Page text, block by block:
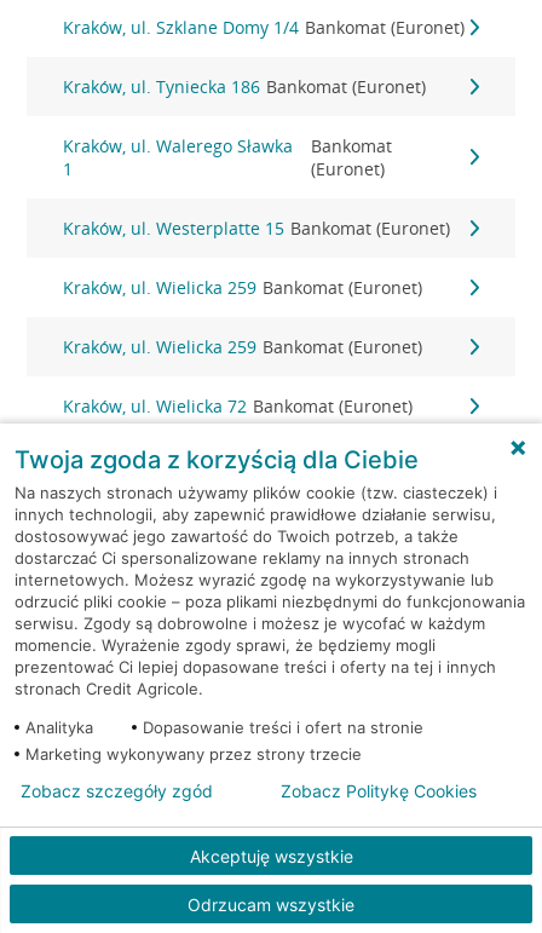
Kraków, ul. Szklane Domy 1/4 Bankomat (Euronet)
Kraków, ul. Tyniecka 186 Bankomat (Euronet)
Kraków, ul. Walerego Sławka
1
Bankomat
(Euronet)
Kraków, ul. Westerplatte 15 Bankomat (Euronet)
Kraków, ul. Wielicka 259 Bankomat (Euronet)
Kraków, ul. Wielicka 259 Bankomat (Euronet)
Kraków, ul. Wielicka 72 Bankomat (Euronet)
Kraków, ul. Wielicka 72 Bankomat (Euronet)
Kraków, ul. Wielicka 72 Bankomat (Euronet)
Kraków, ul. Wielicka 79 Bankomat (Euronet)
Kraków, ul. Wiślna 6 Bankomat (Euronet)
Kraków, ul. Włoska 2
Kraków, ul. Wrocławska 43A Bankomat (Euronet)
Kraków, ul. Wysłouchów 1 Bankomat (Euronet)
Kraków, ul. Zakopiańska 105 Bankomat (Euronet)
Twoja zgoda z korzyścią dla Ciebie
Na naszych stronach używamy plików cookie (tzw. ciasteczek) i
innych technologii, aby zapewnić prawidłowe działanie serwisu,
dostosowywać jego zawartość do Twoich potrzeb, a także
dostarczać Ci spersonalizowane reklamy na innych stronach
internetowych. Możesz wyrazić zgodę na wykorzystywanie lub
odrzucić pliki cookie – poza plikami niezbędnymi do funkcjonowania
serwisu. Zgody są dobrowolne i możesz je wycofać w każdym
momencie. Wyrażenie zgody sprawi, że będziemy mogli
prezentować Ci lepiej dopasowane treści i oferty na tej i innych
stronach Credit Agricole.
Analityka
Dopasowanie treści i ofert na stronie
Marketing wykonywany przez strony trzecie
Akceptuję wszystkie
Odrzucam wszystkie
Zobacz szczegóły zgód Zobacz Politykę Cookies